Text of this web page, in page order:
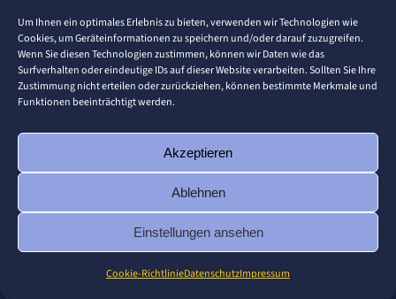
Um Ihnen ein optimales Erlebnis zu bieten, verwenden wir Technologien wie
Cookies, um Geräteinformationen zu speichern und/oder darauf zuzugreifen.
Wenn Sie diesen Technologien zustimmen, können wir Daten wie das
Surfverhalten oder eindeutige IDs auf dieser Website verarbeiten. Sollten Sie Ihre
Zustimmung nicht erteilen oder zurückziehen, können bestimmte Merkmale und
Funktionen beeinträchtigt werden.
Akzeptieren
Ablehnen
Einstellungen ansehen
Cookie-RichtlinieDatenschutzImpressum
smarter aufzustellen?
16. Juni 2025
Was ist die RISE Academy für
1. Juni 2025
Footer